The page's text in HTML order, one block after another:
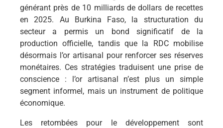
générant près de 10 milliards de dollars de recettes
en 2025. Au Burkina Faso, la structuration du
secteur a permis un bond significatif de la
production officielle, tandis que la RDC mobilise
désormais l’or artisanal pour renforcer ses réserves
monétaires. Ces stratégies traduisent une prise de
conscience : l’or artisanal n’est plus un simple
segment informel, mais un instrument de politique
économique.
Les retombées pour le développement sont